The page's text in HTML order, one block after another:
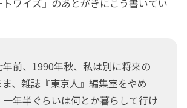
前、1990年秋、私は別に将来の
、雑誌『東京人』編集室をやめ
一年半ぐらいは何とか暮らして行け